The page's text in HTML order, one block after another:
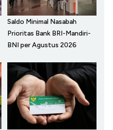
Saldo Minimal Nasabah
Prioritas Bank BRI-Mandiri-
BNI per Agustus 2026